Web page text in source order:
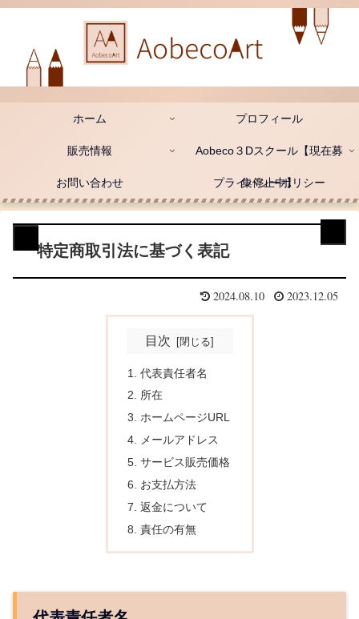
ホーム プロフィール
販売情報 Aobeco３Dスクール【現在募
集停止中】
お問い合わせ プライバシーポリシー
特定商取引法に基づく表記
2024.08.10 2023.12.05
目次
代表責任者名
所在
ホームページURL
メールアドレス
サービス販売価格
お支払方法
返金について
責任の有無